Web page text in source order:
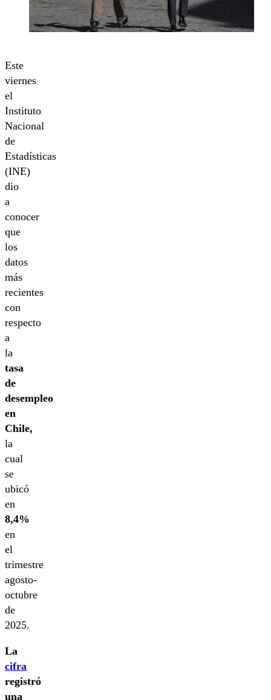
Este
viernes
el
Instituto
Nacional
de
Estadísticas
(INE)
dio
a
conocer
que
los
datos
más
recientes
con
respecto
a
la
tasa
de
desempleo
en
Chile,
la
cual
se
ubicó
en
8,4%
en
el
trimestre
agosto-
octubre
de
2025.
La
cifra
registró
una